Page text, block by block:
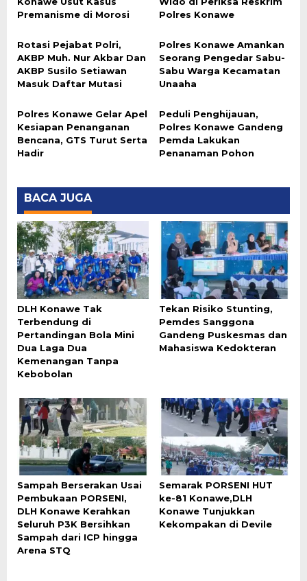
Premanisme di Morosi
Polres Konawe
Rotasi Pejabat Polri,
AKBP Muh. Nur Akbar Dan
AKBP Susilo Setiawan
Masuk Daftar Mutasi
Polres Konawe Amankan
Seorang Pengedar Sabu-
Sabu Warga Kecamatan
Unaaha
Polres Konawe Gelar Apel
Kesiapan Penanganan
Bencana, GTS Turut Serta
Hadir
Peduli Penghijauan,
Polres Konawe Gandeng
Pemda Lakukan
Penanaman Pohon
BACA JUGA
DLH Konawe Tak
Terbendung di
Pertandingan Bola Mini
Dua Laga Dua
Kemenangan Tanpa
Kebobolan
Tekan Risiko Stunting,
Pemdes Sanggona
Gandeng Puskesmas dan
Mahasiswa Kedokteran
Sampah Berserakan Usai
Pembukaan PORSENI,
DLH Konawe Kerahkan
Seluruh P3K Bersihkan
Sampah dari ICP hingga
Arena STQ
Semarak PORSENI HUT
ke-81 Konawe,DLH
Konawe Tunjukkan
Kekompakan di Devile